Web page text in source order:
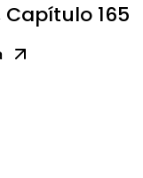
Capítulo 165